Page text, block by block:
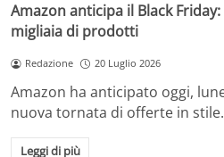
Amazon anticipa il Black Friday:
migliaia di prodotti
Redazione 20 Luglio 2026
Amazon ha anticipato oggi,
nuova tornata di offerte in
Leggi di più